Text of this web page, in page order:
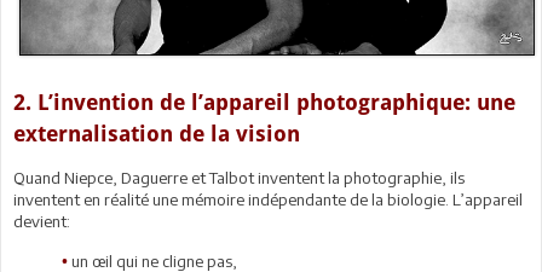
2. L’invention de l’appareil photographique: une
externalisation de la vision
Quand Niepce, Daguerre et Talbot inventent la photographie, ils
inventent en réalité une mémoire indépendante de la biologie. L’appareil
devient:
• un œil qui ne cligne pas,